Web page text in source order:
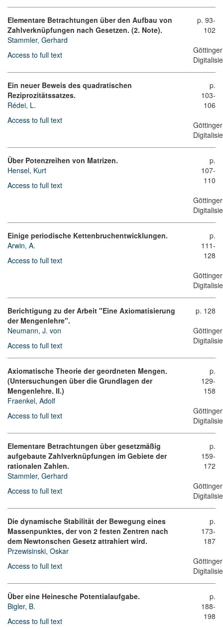
Elementare Betrachtungen über den Aufbau von
Zahlverknüpfungen nach Gesetzen. (2. Note).
Stammler, Gerhard
Access to full text
p. 93-
102
Göttinger
Ein neuer Beweis des quadratischen
Reziprozitätssatzes.
Rédei, L.
Access to full text
p.
103-
106
Göttinger
Über Potenzreihen von Matrizen.
Hensel, Kurt
Access to full text
p.
107-
110
Göttinger
Einige periodische Kettenbruchentwicklungen.
Arwin, A.
Access to full text
p.
111-
128
Göttinger
Berichtigung zu der Arbeit "Eine Axiomatisierung
der Mengenlehre".
Neumann, J. von
Access to full text
p. 128
Göttinger
Axiomatische Theorie der geordneten Mengen.
(Untersuchungen über die Grundlagen der
Mengenlehre. II.)
Fraenkel, Adolf
Access to full text
p.
129-
158
Göttinger
Elementare Betrachtungen über gesetzmäßig
aufgebaute Zahlverknüpfungen im Gebiete der
rationalen Zahlen.
Stammler, Gerhard
Access to full text
p.
159-
172
Göttinger
Die dynamische Stabilität der Bewegung eines
Massenpunktes, der von 2 festen Zentren nach
dem Newtonschen Gesetz attrahiert wird.
Przewisinski, Oskar
Access to full text
p.
173-
187
Göttinger
Über eine Heinesche Potentialaufgabe.
Bigler, B.
Access to full text
p.
188-
198